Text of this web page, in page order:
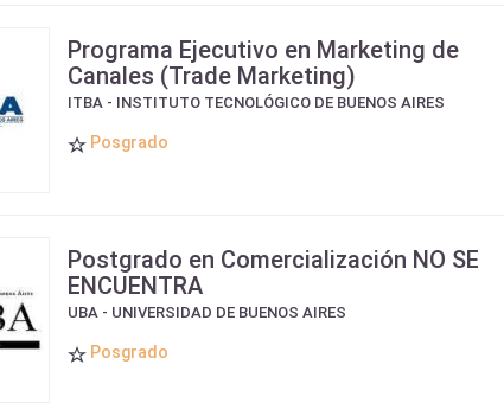
Programa Ejecutivo en Marketing de
Canales (Trade Marketing)
ITBA - INSTITUTO TECNOLÓGICO DE BUENOS AIRES
Posgrado
Postgrado en Comercialización NO SE
ENCUENTRA
UBA - UNIVERSIDAD DE BUENOS AIRES
Posgrado